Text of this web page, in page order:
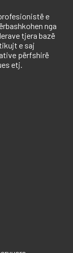
e
nga
tjera bazë
e saj
përfshirë
etj.